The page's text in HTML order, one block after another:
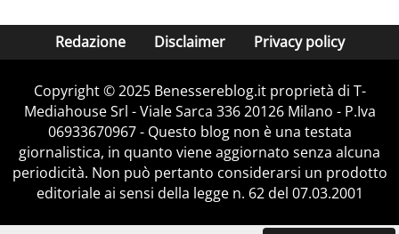
Redazione Disclaimer Privacy policy
Copyright © 2025 Benessereblog.it proprietà di T-
Mediahouse Srl - Viale Sarca 336 20126 Milano - P.Iva
06933670967 - Questo blog non è una testata
giornalistica, in quanto viene aggiornato senza alcuna
periodicità. Non può pertanto considerarsi un prodotto
editoriale ai sensi della legge n. 62 del 07.03.2001